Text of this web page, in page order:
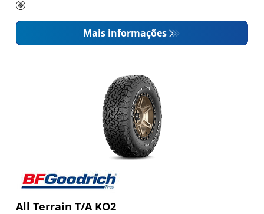
Mais informações
All Terrain T/A KO2